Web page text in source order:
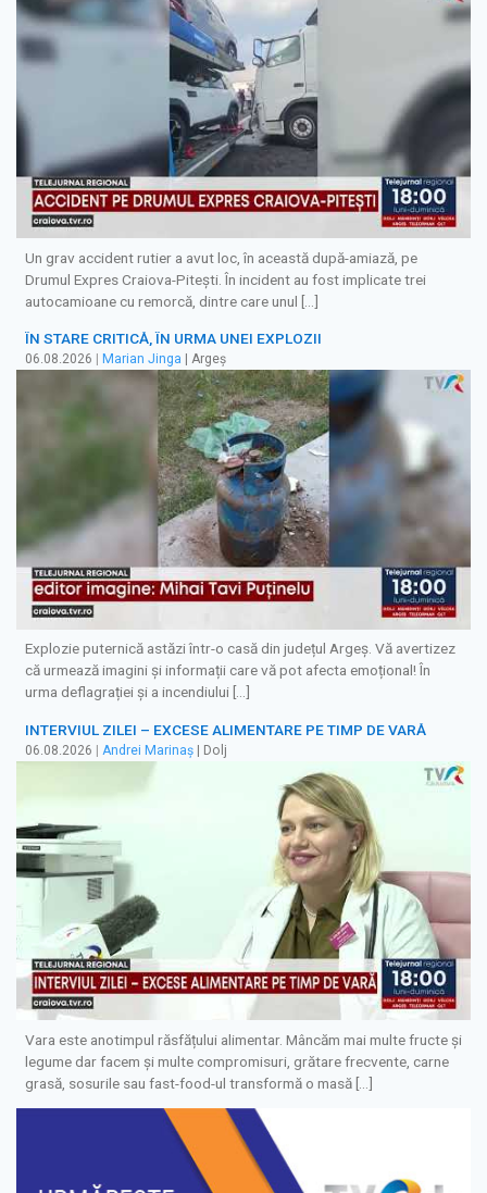
Un grav accident rutier a avut loc, în această după-amiază, pe
Drumul Expres Craiova-Pitești. În incident au fost implicate trei
autocamioane cu remorcă, dintre care unul […]
ÎN STARE CRITICĂ, ÎN URMA UNEI EXPLOZII
06.08.2026 Marian Jinga | Argeș
Explozie puternică astăzi într-o casă din județul Argeș. Vă avertizez
că urmează imagini și informații care vă pot afecta emoțional! În
urma deflagrației și a incendiului […]
INTERVIUL ZILEI – EXCESE ALIMENTARE PE TIMP DE VARĂ
06.08.2026 | Andrei Marinaș | Dolj
Vara este anotimpul răsfățului alimentar. Mâncăm mai multe fructe și
legume dar facem și multe compromisuri, grătare frecvente, carne
grasă, sosurile sau fast-food-ul transformă o masă […]